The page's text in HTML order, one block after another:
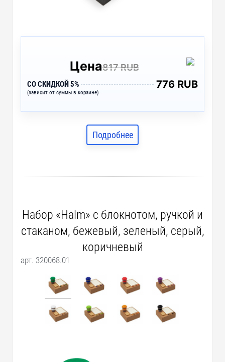
Цена817 RUB
СО СКИДКОЙ 5%
(зависит от суммы в корзине)
776 RUB
Подробнее
Набор «Halm» с блокнотом, ручкой и
стаканом, бежевый, зеленый, серый,
коричневый
арт. 320068.01